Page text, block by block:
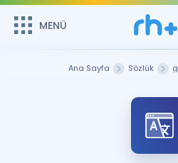
MENÜ
Sepetin Şu
Remzi Hoca ile seni sınava
bekliyor!
MENÜ
Ana Sayfa Sözlük